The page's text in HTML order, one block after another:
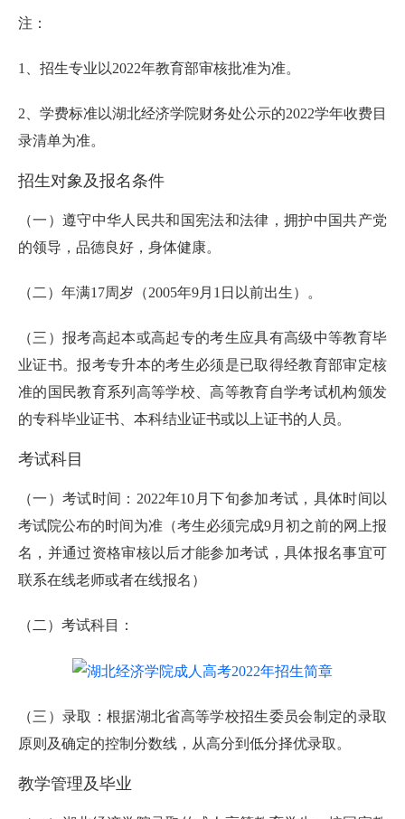
注：
1、招生专业以2022年教育部审核批准为准。
2、学费标准以湖北经济学院财务处公示的2022学年收费目
录清单为准。
招生对象及报名条件
（一）遵守中华人民共和国宪法和法律，拥护中国共产党
的领导，品德良好，身体健康。
（二）年满17周岁（2005年9月1日以前出生）。
（三）报考高起本或高起专的考生应具有高级中等教育毕
业证书。报考专升本的考生必须是已取得经教育部审定核
准的国民教育系列高等学校、高等教育自学考试机构颁发
的专科毕业证书、本科结业证书或以上证书的人员。
考试科目
（一）考试时间：2022年10月下旬参加考试，具体时间以
考试院公布的时间为准（考生必须完成9月初之前的网上报
名，并通过资格审核以后才能参加考试，具体报名事宜可
联系在线老师或者在线报名）
（二）考试科目：
（三）录取：根据湖北省高等学校招生委员会制定的录取
原则及确定的控制分数线，从高分到低分择优录取。
教学管理及毕业